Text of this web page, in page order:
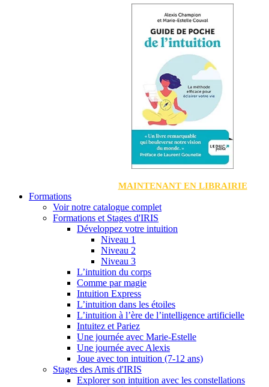
MAINTENANT EN LIBRAIRIE
Formations
Voir notre catalogue complet
Formations et Stages d'IRIS
Développez votre intuition
Niveau 1
Niveau 2
Niveau 3
L’intuition du corps
Comme par magie
Intuition Express
L’intuition dans les étoiles
L’intuition à l’ère de l’intelligence artificielle
Intuitez et Pariez
Une journée avec Marie-Estelle
Une journée avec Alexis
Joue avec ton intuition (7-12 ans)
Stages des Amis d'IRIS
Explorer son intuition avec les constellations